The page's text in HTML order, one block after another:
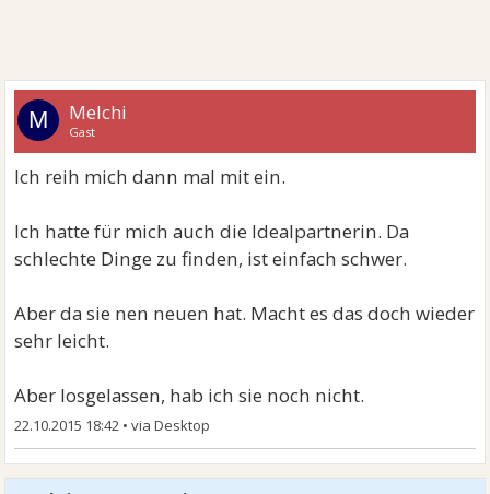
M Melchi
Gast
Ich reih mich dann mal mit ein.
Ich hatte für mich auch die Idealpartnerin. Da
schlechte Dinge zu finden, ist einfach schwer.
Aber da sie nen neuen hat. Macht es das doch wieder
sehr leicht.
Aber losgelassen, hab ich sie noch nicht.
22.10.2015 18:42 •